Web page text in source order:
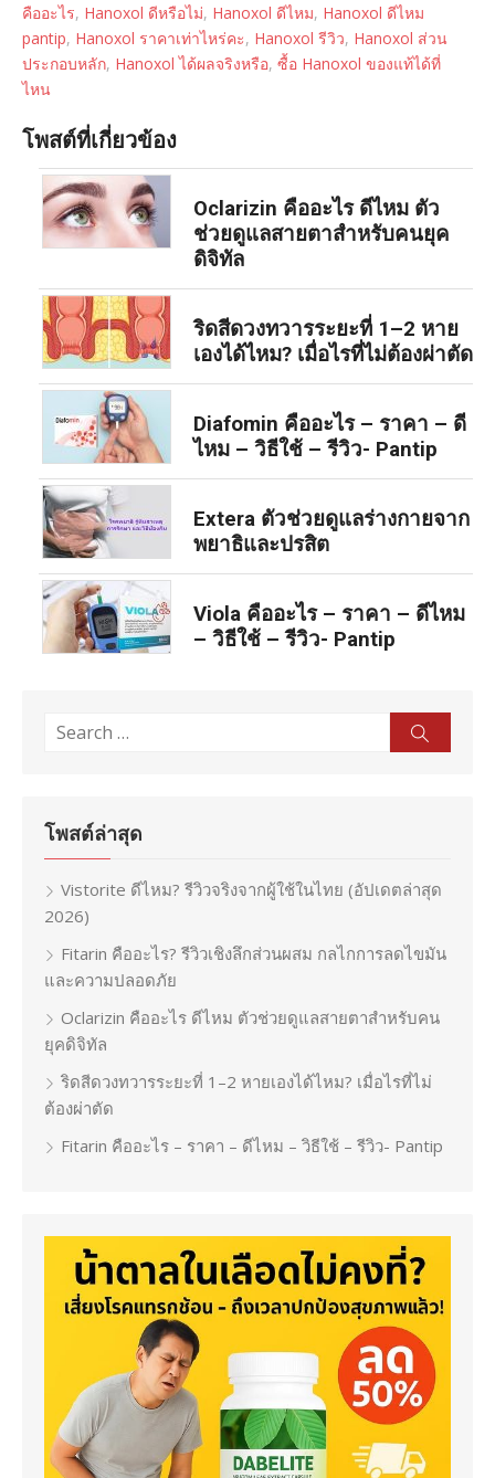
คืออะไร, Hanoxol ดีหรือไม่, Hanoxol ดีไหม, Hanoxol ดีไหม
pantip, Hanoxol ราคาเท่าไหร่คะ, Hanoxol รีวิว, Hanoxol ส่วน
ประกอบหลัก, Hanoxol ได้ผลจริงหรือ, ซื้อ Hanoxol ของแท้ได้ที่
ไหน
โพสต์ที่เกี่ยวข้อง
Oclarizin คืออะไร ดีไหม ตัว
ช่วยดูแลสายตาสำหรับคนยุค
ดิจิทัล
ริดสีดวงทวารระยะที่ 1–2 หาย
เองได้ไหม? เมื่อไรที่ไม่ต้องผ่าตัด
Diafomin คืออะไร – ราคา – ดี
ไหม – วิธีใช้ – รีวิว- Pantip
Extera ตัวช่วยดูแลร่างกายจาก
พยาธิและปรสิต
Viola คืออะไร – ราคา – ดีไหม
– วิธีใช้ – รีวิว- Pantip
Search
โพสต์ล่าสุด
Vistorite ดีไหม? รีวิวจริงจากผู้ใช้ในไทย (อัปเดตล่าสุด
2026)
Fitarin คืออะไร? รีวิวเชิงลึกส่วนผสม กลไกการลดไขมัน
และความปลอดภัย
Oclarizin คืออะไร ดีไหม ตัวช่วยดูแลสายตาสำหรับคน
ยุคดิจิทัล
ริดสีดวงทวารระยะที่ 1–2 หายเองได้ไหม? เมื่อไรที่ไม่
ต้องผ่าตัด
Fitarin คืออะไร – ราคา – ดีไหม – วิธีใช้ – รีวิว- Pantip